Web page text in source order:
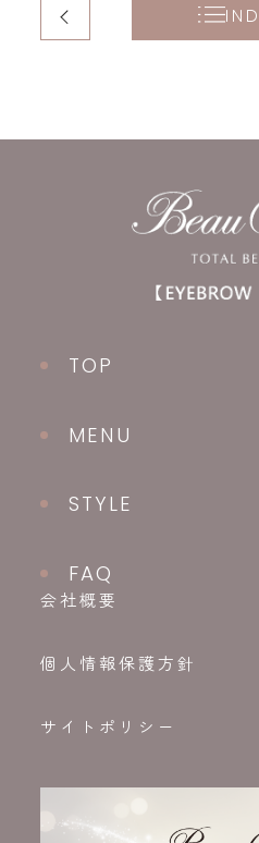
TOP
MENU
STYLE
FAQ
会社概要
個人情報保護方針
サイトポリシー